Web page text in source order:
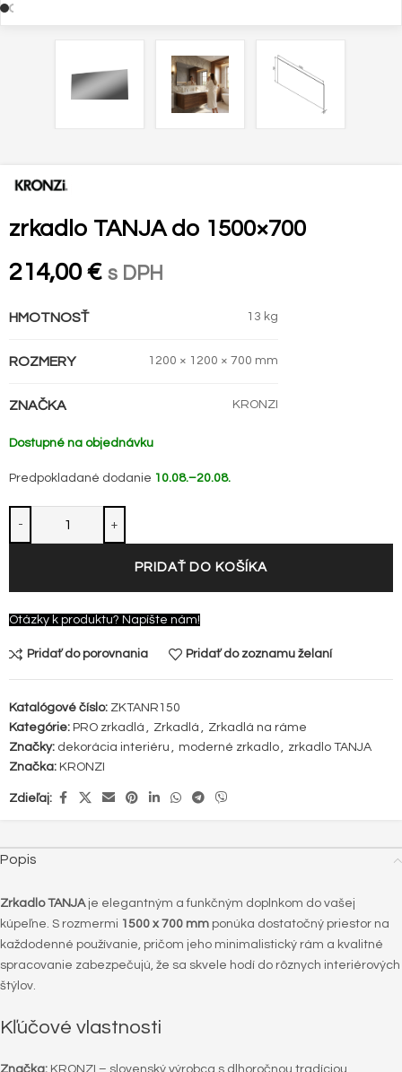
zrkadlo TANJA do 1500×700
214,00€ s DPH
HMOTNOSŤ 13 kg
ROZMERY 1200 × 1200 × 700 mm
ZNAČKA KRONZI
Dostupné na objednávku
Predpokladané dodanie 10.08.–20.08.
PRIDAŤ DO KOŠÍKA
Otázky k produktu? Napíšte nám!
Pridať do porovnania Pridať do zoznamu želaní
Katalógové číslo: ZKTANR150
Kategórie: PRO zrkadlá Zrkadlá
Zrkadlá na ráme
Značky: dekorácia interiéru moderné zrkadlo
zrkadlo TANJA
Značka: KRONZI
Zdieľaj:
Popis
Zrkadlo TANJAje elegantným a funkčným doplnkom do vašej
kúpeľne. S rozmermi 1500 x 700 mm ponúka dostatočný priestor na
každodenné používanie, pričom jeho minimalistický rám a kvalitné
spracovanie zabezpečujú, že sa skvele hodí do rôznych interiérových
štýlov.
Kľúčové vlastnosti
Značka: KRONZI – slovenský výrobca s dlhoročnou tradíciou